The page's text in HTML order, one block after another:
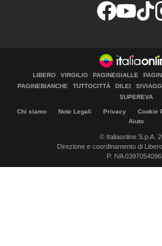
LIBERO VIRGILIO PAGINEGIALLE
PAGINEBIANCHE
TUTTOCITTÀ DILEI
SUPEREVA
Chi siamo Note Legali Privacy Cookie
Aiuto
© Italiaonline S.p.A.
Direzione e coordinamento di
P. IVA